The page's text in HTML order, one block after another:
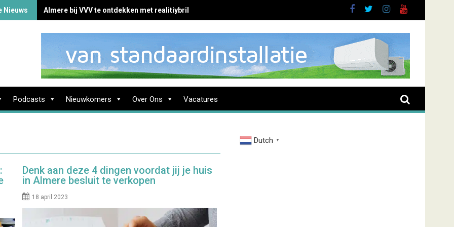
Nieuws Almere bij VVV te ontdekken met realitiybril
Podcasts Nieuwkomers Over Ons Vacatures
Denk aan deze 4 dingen voordat jij je huis
in Almere besluit te verkopen
18 april 2023
Dutch ▼